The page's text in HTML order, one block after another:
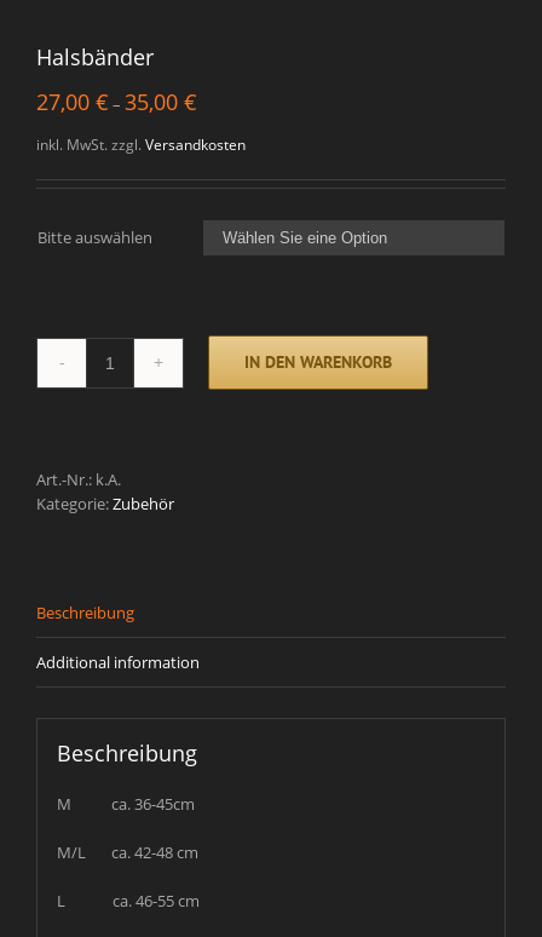
Halsbänder
27,00 € – 35,00 €
inkl. MwSt. zzgl. Versandkosten
Bitte auswählen
Halsbänder
IN DEN WARENKORB
Art.-Nr.: k.A.
Kategorie:Zubehör
Beschreibung
Additional information
Beschreibung
M ca. 36-45cm
M/L ca. 42-48 cm
L ca. 46-55 cm